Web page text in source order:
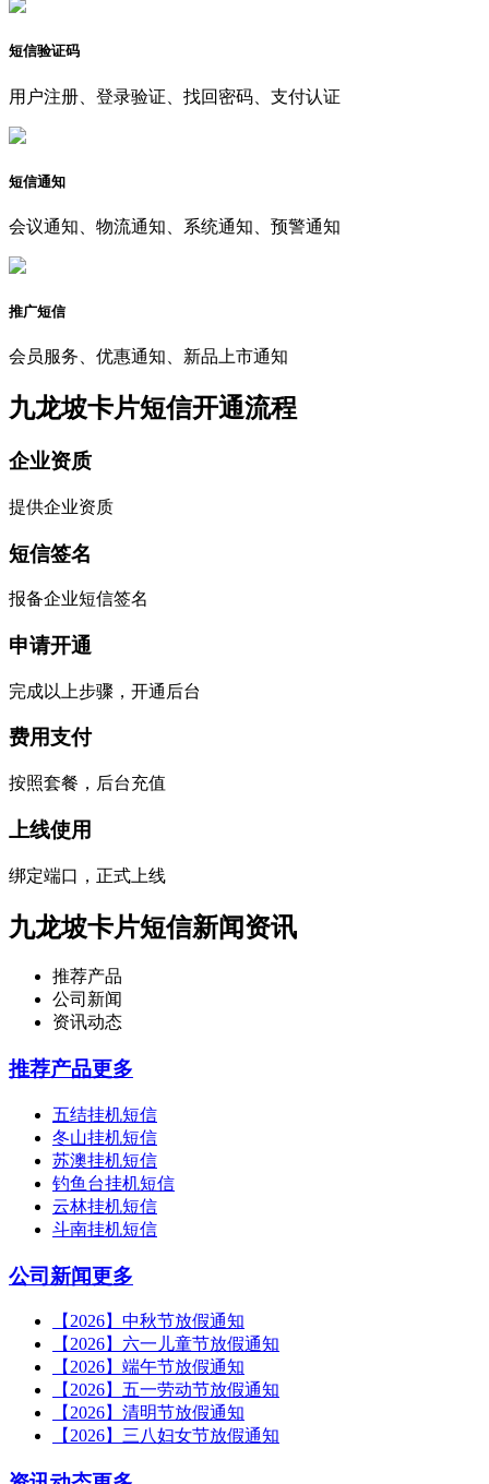
短信验证码
用户注册、登录验证、找回密码、支付认证
短信通知
会议通知、物流通知、系统通知、预警通知
推广短信
会员服务、优惠通知、新品上市通知
九龙坡卡片短信开通流程
企业资质
提供企业资质
短信签名
报备企业短信签名
申请开通
完成以上步骤，开通后台
费用支付
按照套餐，后台充值
上线使用
绑定端口，正式上线
九龙坡卡片短信新闻资讯
推荐产品
公司新闻
资讯动态
推荐产品更多
五结挂机短信
冬山挂机短信
苏澳挂机短信
钓鱼台挂机短信
云林挂机短信
斗南挂机短信
公司新闻更多
【2026】中秋节放假通知
【2026】六一儿童节放假通知
【2026】端午节放假通知
【2026】五一劳动节放假通知
【2026】清明节放假通知
【2026】三八妇女节放假通知